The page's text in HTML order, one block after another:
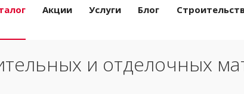
Акции Услуги Блог
и отделочных